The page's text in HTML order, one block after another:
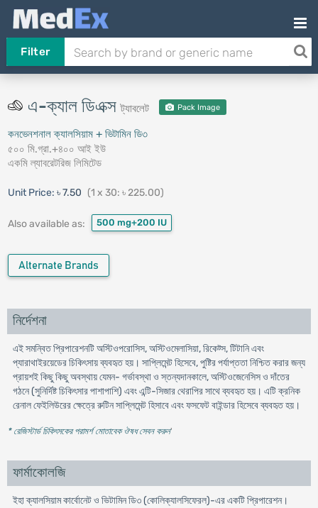
Filter
এ-ক্যাল ডিএক্সট্যাবলেট Pack Image
কনভেনশনাল ক্যালসিয়াম + ভিটামিন ডি৩
৫০০ মি.গ্রা.+৪০০ আই ইউ
একমি ল্যাবরেটরিজ লিমিটেড
Unit Price: ৳ 7.50 (1 x 30: ৳ 225.00)
Also available as: 500 mg+200 IU
Alternate Brands
নির্দেশনা
এই সমন্বিত প্রিপারেশনটি অস্টিওপরোসিস, অস্টিওমেলাসিয়া, রিকেট্স, টিটানি এবং
প্যারাথাইরয়েডের চিকিৎসায় ব্যবহৃত হয়। সাপ্লিমেন্ট হিসেবে, পুষ্টির পর্যাপ্ততা নিশ্চিত করার জন্য
প্রায়শই কিছু কিছু অবস্থায় যেমন- গর্ভাবস্থা ও স্তন্যদানকালে, অস্টিওজেনেসিস ও দাঁতের
গঠনে (সুনির্দিষ্ট চিকিৎসার পাশাপাশি) এবং এন্টি-সিজার থেরাপির সাথে ব্যবহৃত হয়। এটি ক্রনিক
রেনাল ফেইলিউরের ক্ষেত্রে রুটিন সাপ্লিমেন্ট হিসাবে এবং ফসফেট বাইন্ডার হিসেবে ব্যবহৃত হয়।
* রেজিস্টার্ড চিকিৎসকের পরামর্শ মোতাবেক ঔষধ সেবন করুন'
ফার্মাকোলজি
ইহা ক্যালসিয়াম কার্বোনেট ও ভিটামিন ডি৩ (কোলিক্যালসিফেরল)-এর একটি প্রিপারেশন।